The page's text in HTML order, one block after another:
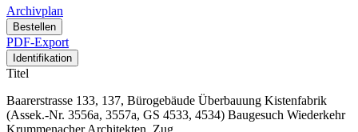
Archivplan
Bestellen
PDF-Export
Identifikation
Titel
Baarerstrasse 133, 137, Bürogebäude Überbauung Kistenfabrik
(Assek.-Nr. 3556a, 3557a, GS 4533, 4534) Baugesuch Wiederkehr
Krummenacher Architekten, Zug